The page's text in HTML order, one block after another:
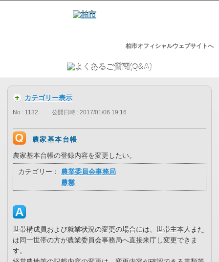
柏市オフィシャルウェブサイトへ
カテゴリー表示
No : 1132 公開日時 : 2017/01/06 19:16
農家基本台帳
農家基本台帳の登録内容を変更したい。
カテゴリー：
農業委員会事務局
農業
世帯構成員および就業状況の変更の場合には、世帯主本人また
は同一世帯の方が農業委員会事務局へ直接来庁し変更できま
す。